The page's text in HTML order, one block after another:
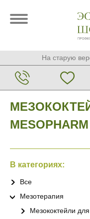
На старую
MESOPHARM
В категориях:
Все
Мезотерапия
Мезококтейли